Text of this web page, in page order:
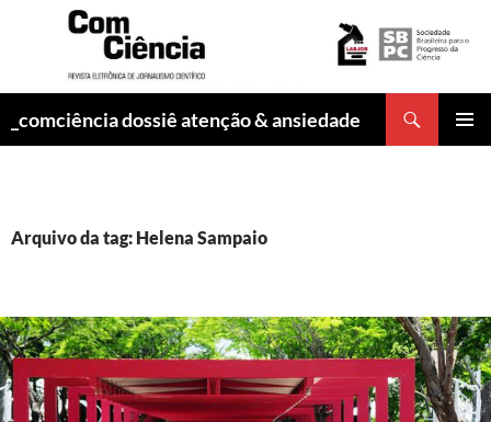
_comciência dossiê atenção & ansiedade
Arquivo da tag: Helena Sampaio